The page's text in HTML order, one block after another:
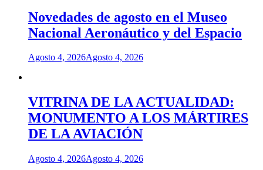
Novedades de agosto en el Museo
Nacional Aeronáutico y del Espacio
Agosto 4, 2026Agosto 4, 2026
VITRINA DE LA ACTUALIDAD:
MONUMENTO A LOS MÁRTIRES
DE LA AVIACIÓN
Agosto 4, 2026Agosto 4, 2026